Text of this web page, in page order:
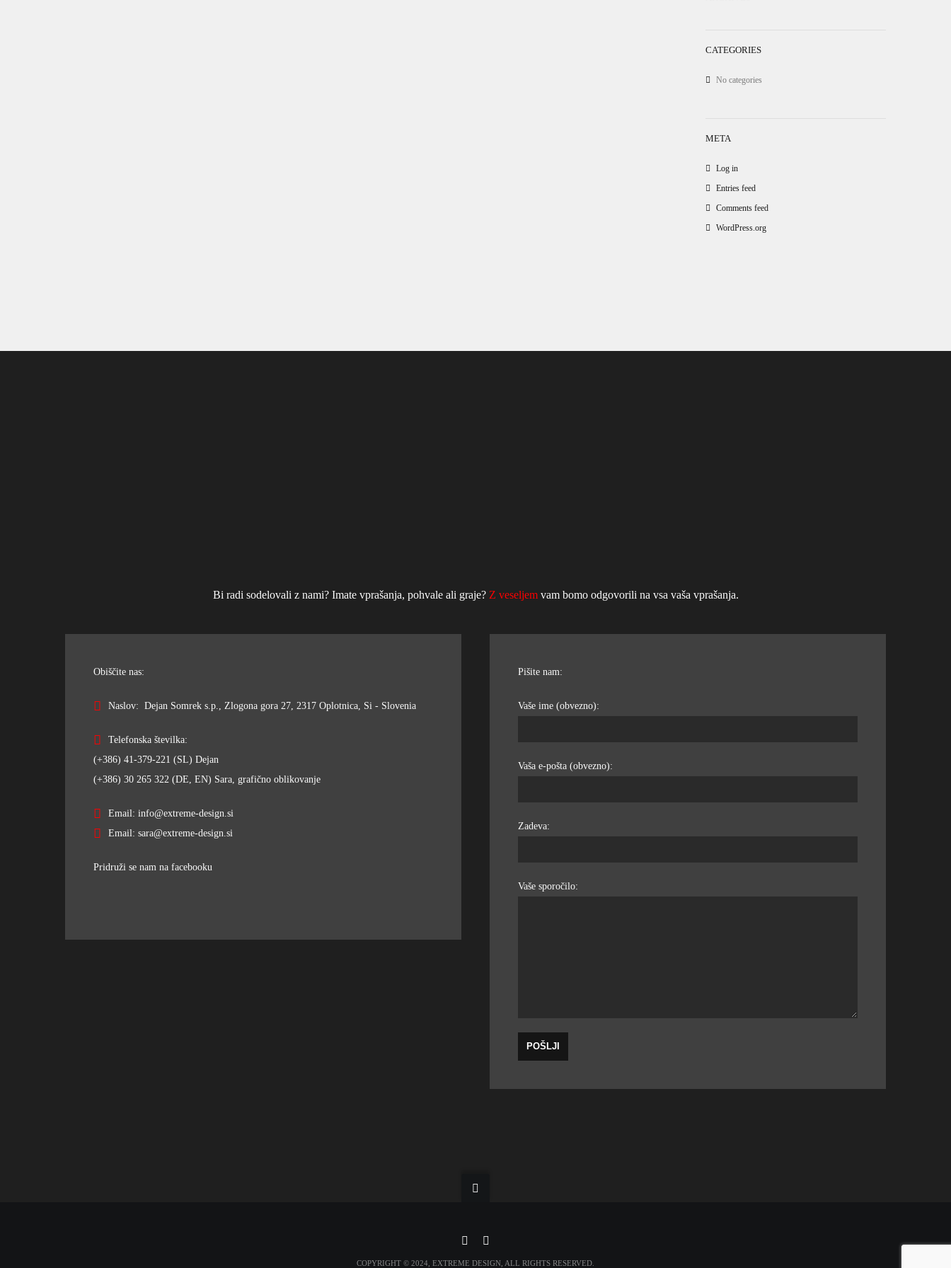
CATEGORIES
No categories
META
Log in
Entries feed
Comments feed
WordPress.org
Bi radi sodelovali z nami? Imate vprašanja, pohvale ali graje? Z veseljemvam bomo odgovorili na vsa vaša vprašanja.
Obiščite nas:
Naslov: Dejan Somrek s.p., Zlogona gora 27, 2317 Oplotnica, Si - Slovenia
Telefonska številka:
(+386) 41-379-221 (SL) Dejan
(+386) 30 265 322 (DE, EN) Sara, grafično oblikovanje
Email: info@extreme-design.si
Email: sara@extreme-design.si
Pridruži se nam na facebooku
Pišite nam:
Vaše ime (obvezno):
Vaša e-pošta (obvezno):
Zadeva:
Vaše sporočilo:
COPYRIGHT © 2024, EXTREME DESIGN, ALL RIGHTS RESERVED.